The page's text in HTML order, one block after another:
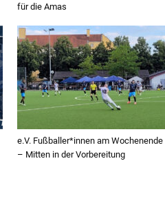
für die Amas
e.V. Fußballer*innen am Wochenende
– Mitten in der Vorbereitung